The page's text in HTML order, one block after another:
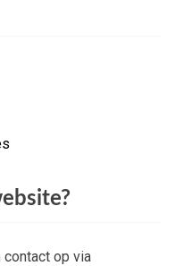
contact op via